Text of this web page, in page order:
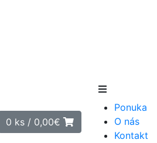
0 ks / 0,00€
Ponuka
O nás
Kontakt